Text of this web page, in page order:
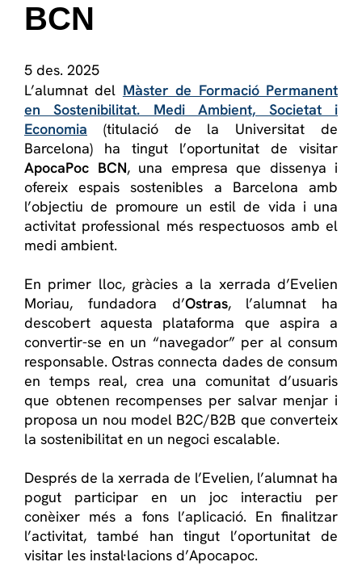
BCN
5 des. 2025
L’alumnat del Màster de Formació Permanent
en Sostenibilitat. Medi Ambient, Societat i
Economia (titulació de la Universitat de
Barcelona) ha tingut l’oportunitat de visitar
ApocaPoc BCN, una empresa que dissenya i
ofereix espais sostenibles a Barcelona amb
l’objectiu de promoure un estil de vida i una
activitat professional més respectuosos amb el
medi ambient.
En primer lloc, gràcies a la xerrada d’Evelien
Moriau, fundadora d’Ostras, l’alumnat ha
descobert aquesta plataforma que aspira a
convertir-se en un “navegador” per al consum
responsable. Ostras connecta dades de consum
en temps real, crea una comunitat d’usuaris
que obtenen recompenses per salvar menjar i
proposa un nou model B2C/B2B que converteix
la sostenibilitat en un negoci escalable.
Després de la xerrada de l’Evelien, l’alumnat ha
pogut participar en un joc interactiu per
conèixer més a fons l’aplicació. En finalitzar
l’activitat, també han tingut l’oportunitat de
visitar les instal·lacions d’Apocapoc.